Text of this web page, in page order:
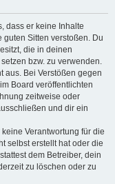
dass er keine Inhalte
Sitten verstoßen. Du
die in deinen
bzw. zu verwenden.
aus. Bei Verstößen gegen
Board veröffentlichten
zeitweise oder
und dir ein
Verantwortung für die
selbst erstellt hat oder die
dem Betreiber, dein
zu löschen oder zu